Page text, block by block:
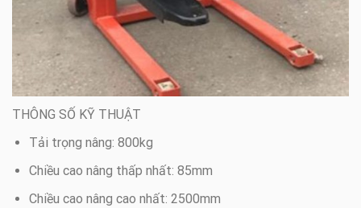
THÔNG SỐ KỸ THUẬT
Tải trọng nâng: 800kg
Chiều cao nâng thấp nhất: 85mm
Chiều cao nâng cao nhất: 2500mm